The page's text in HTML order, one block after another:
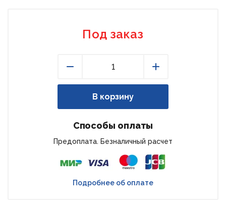
Под заказ
В корзину
Способы оплаты
Предоплата. Безналичный расчет
Подробнее об оплате